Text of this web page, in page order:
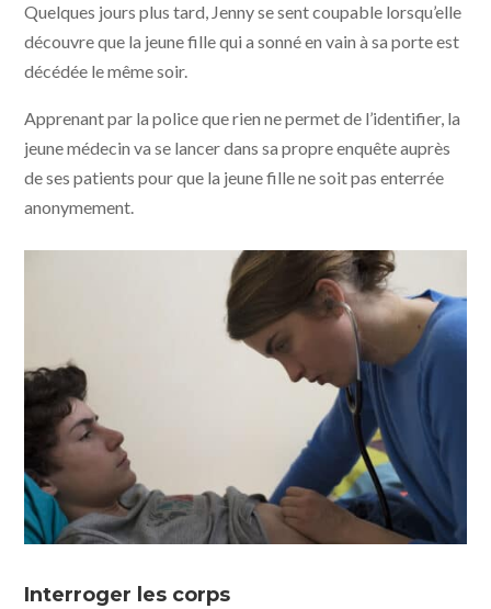
Quelques jours plus tard, Jenny se sent coupable lorsqu’elle
découvre que la jeune fille qui a sonné en vain à sa porte est
décédée le même soir.
Apprenant par la police que rien ne permet de l’identifier, la
jeune médecin va se lancer dans sa propre enquête auprès
de ses patients pour que la jeune fille ne soit pas enterrée
anonymement.
Interroger les corps